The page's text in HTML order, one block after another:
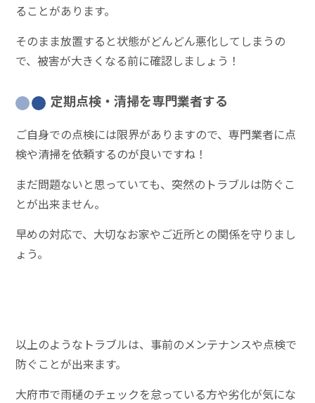
ることがあります。
そのまま放置すると状態がどんどん悪化してしまうの
で、被害が大きくなる前に確認しましょう！
定期点検・清掃を専門業者する
ご自身での点検には限界がありますので、専門業者に点
検や清掃を依頼するのが良いですね！
まだ問題ないと思っていても、突然のトラブルは防ぐこ
とが出来ません。
早めの対応で、大切なお家やご近所との関係を守りまし
ょう。
以上のようなトラブルは、事前のメンテナンスや点検で
防ぐことが出来ます。
大府市で雨樋のチェックを怠っている方や劣化が気にな